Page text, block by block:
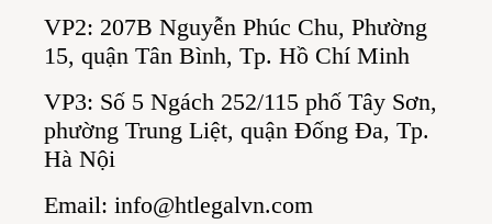
VP2: 207B Nguyễn Phúc Chu, Phường
15, quận Tân Bình, Tp. Hồ Chí Minh
VP3: Số 5 Ngách 252/115 phố Tây Sơn,
phường Trung Liệt, quận Đống Đa, Tp.
Hà Nội
Email: info@htlegalvn.com